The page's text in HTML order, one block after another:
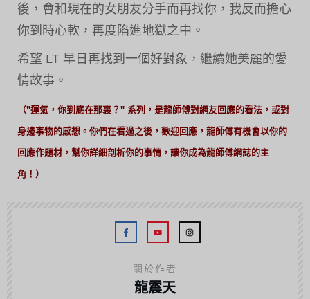
後，會和現在的女朋友分手而再找你，我反而擔心
你到時心軟，再度陷進地獄之中。
希望 LT 早日再找到一個好對象，繼續她美麗的愛
情故事。
（"運氣，你到底在那裏？" 系列，是龍師傅對網友回應的看法，或對
身邊事物的感想。你們在看過之後，歡迎回應，龍師傅有機會以你的
回應作題材，幫你詳細剖析你的事情，讓你成為龍師傅網誌的主
角！）
關於作者
龍震天